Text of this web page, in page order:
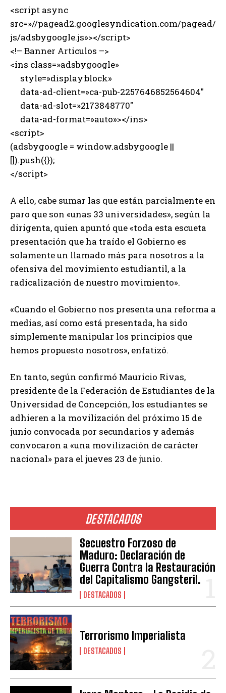
DESTACADOS
Secuestro Forzoso de
Maduro: Declaración de
Guerra Contra la Restauración
del Capitalismo Gangsteril.
DESTACADOS
Terrorismo Imperialista
DESTACADOS
<script async
src=»//pagead2.googlesyndication.com/pagead/
js/adsbygoogle.js»></script>
<!– Banner Articulos –>
<ins class=»adsbygoogle»
style=»display:block»
data-ad-client=»ca-pub-2257646852564604″
data-ad-slot=»2173848770″
data-ad-format=»auto»></ins>
<script>
(adsbygoogle = window.adsbygoogle ||
[]).push({});
</script>
A ello, cabe sumar las que están parcialmente en
paro que son «unas 33 universidades», según la
dirigenta, quien apuntó que «toda esta escueta
presentación que ha traído el Gobierno es
solamente un llamado más para nosotros a la
ofensiva del movimiento estudiantil, a la
radicalización de nuestro movimiento».
«Cuando el Gobierno nos presenta una reforma a
medias, así como está presentada, ha sido
simplemente manipular los principios que
hemos propuesto nosotros», enfatizó.
En tanto, según confirmó Mauricio Rivas,
presidente de la Federación de Estudiantes de la
Universidad de Concepción, los estudiantes se
adhieren a la movilización del próximo 15 de
junio convocada por secundarios y además
convocaron a «una movilización de carácter
nacional» para el jueves 23 de junio.